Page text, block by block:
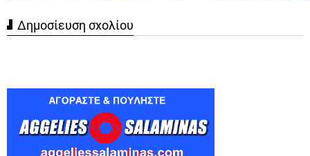
Δημοσίευση σχολίου